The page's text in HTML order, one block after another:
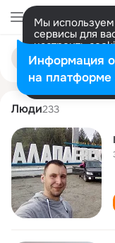
Мы
сервисы для
настроить
представитель.
Разрешить
Поиск
людям
igor kondakov
Люди233
Информация о
на